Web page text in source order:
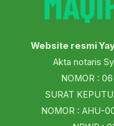
Website resmi
Akta notaris
NOMOR :
SURAT
NOMOR : AHU-